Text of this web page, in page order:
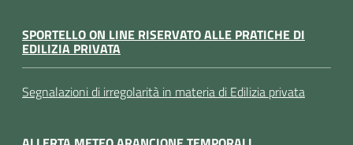
SPORTELLO ON LINE RISERVATO ALLE PRATICHE DI
EDILIZIA PRIVATA
Segnalazioni di irregolarità in materia di Edilizia privata